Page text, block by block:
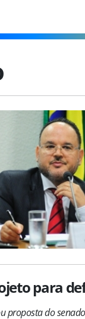
para
proposta do